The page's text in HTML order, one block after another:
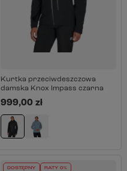
Kurtka przeciwdeszczowa
damska Knox Impass czarna
999,00 zł
DOSTĘPNY RATY 0%